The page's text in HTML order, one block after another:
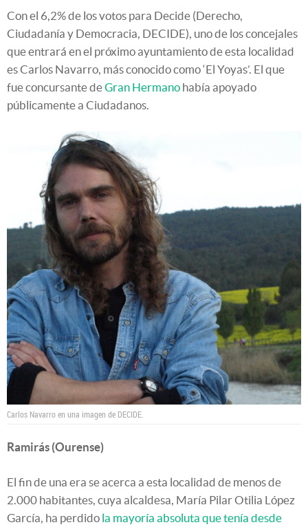
Con el 6,2% de los votos para Decide (Derecho,
Ciudadanía y Democracia, DECIDE), uno de los concejales
que entrará en el próximo ayuntamiento de esta localidad
es Carlos Navarro, más conocido como ‘El Yoyas’. El que
fue concursante deGran Hermano había apoyado
públicamente a Ciudadanos.
Carlos Navarro en una imagen de DECIDE.
Ramirás (Ourense)
El fin de una era se acerca a esta localidad de menos de
2.000 habitantes, cuya alcaldesa, María Pilar Otilia López
García, ha perdido la mayoría absoluta que tenía desde